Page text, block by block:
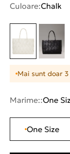
Culoare:Chalk
Mai sunt doar
Marime::One
One Size